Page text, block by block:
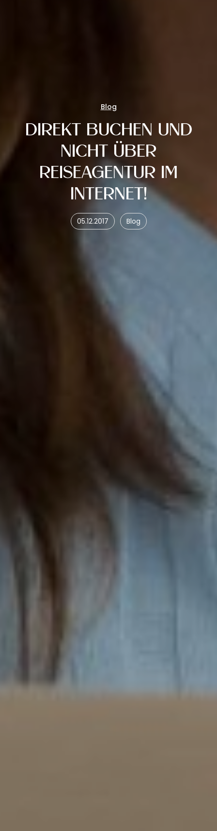
Blog
DIREKT BUCHEN UND
NICHT ÜBER
REISEAGENTUR IM
INTERNET!
05.12.2017 Blog